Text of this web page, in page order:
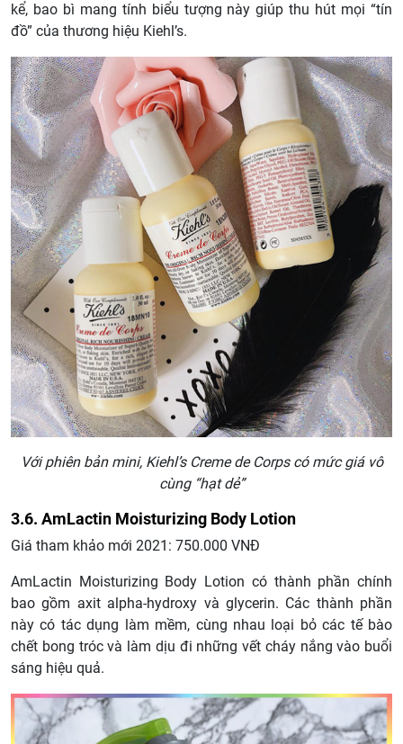
kể, bao bì mang tính biểu tượng này giúp thu hút mọi “tín
đồ” của thương hiệu Kiehl’s.
Với phiên bản mini, Kiehl’s Creme de Corps có mức giá vô
cùng “hạt dẻ”
3.6. AmLactin Moisturizing Body Lotion
Giá tham khảo mới 2021: 750.000 VNĐ
AmLactin Moisturizing Body Lotion có thành phần chính
bao gồm axit alpha-hydroxy và glycerin. Các thành phần
này có tác dụng làm mềm, cùng nhau loại bỏ các tế bào
chết bong tróc và làm dịu đi những vết cháy nắng vào buổi
sáng hiệu quả.